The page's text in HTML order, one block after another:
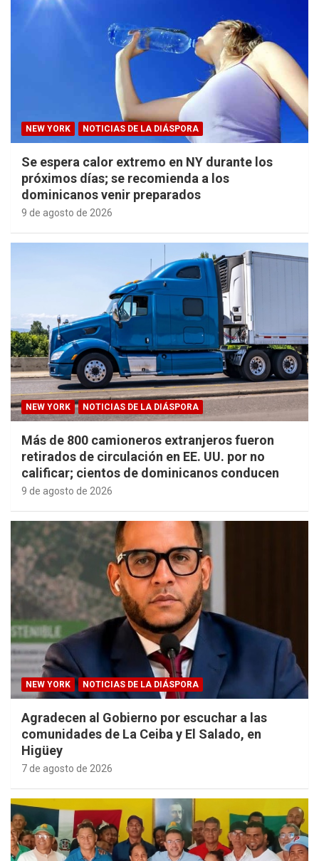
NEW YORK NOTICIAS DE LA DIÁSPORA
Se espera calor extremo en NY durante los
próximos días; se recomienda a los
dominicanos venir preparados
9 de agosto de 2026
NEW YORK NOTICIAS DE LA DIÁSPORA
Más de 800 camioneros extranjeros fueron
retirados de circulación en EE. UU. por no
calificar; cientos de dominicanos conducen
9 de agosto de 2026
NEW YORK NOTICIAS DE LA DIÁSPORA
Agradecen al Gobierno por escuchar a las
comunidades de La Ceiba y El Salado, en
Higüey
7 de agosto de 2026